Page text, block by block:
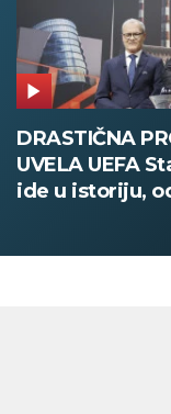
DRASTIČNA
UVELA UEFA
ide u istoriju,